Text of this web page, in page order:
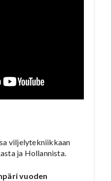
viljelytekniikkaan
ja Hollannista.
vuoden